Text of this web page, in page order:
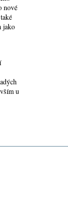
nové
jako
u